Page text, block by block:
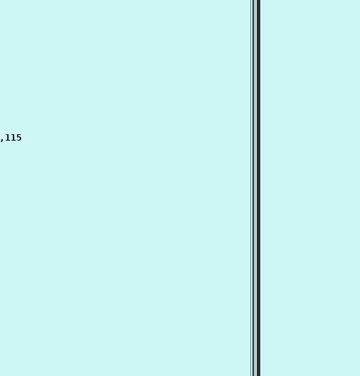
,115